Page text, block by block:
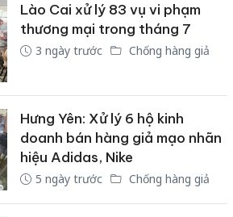
Lào Cai xử lý 83 vụ vi phạm
thương mại trong tháng 7
3 ngày trước Chống hàng giả
Hưng Yên: Xử lý 6 hộ kinh
doanh bán hàng giả mạo nhãn
hiệu Adidas, Nike
5 ngày trước Chống hàng giả